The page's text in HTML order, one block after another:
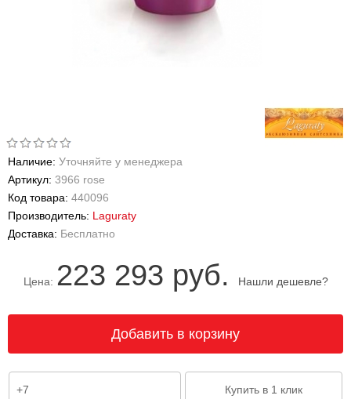
Наличие: Уточняйте у менеджера
Артикул: 3966 rose
Код товара: 440096
Производитель: Laguraty
Доставка: Бесплатно
Цена: 223 293 руб. Нашли дешевле?